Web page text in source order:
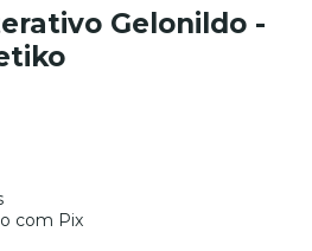
Gelonildo -
com Pix